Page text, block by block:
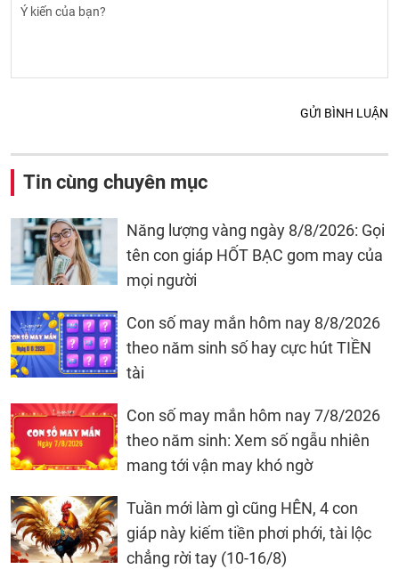
GỬI BÌNH LUẬN
Tin cùng chuyên mục
Năng lượng vàng ngày 8/8/2026: Gọi
tên con giáp HỐT BẠC gom may của
mọi người
Con số may mắn hôm nay 8/8/2026
theo năm sinh số hay cực hút TIỀN
tài
Con số may mắn hôm nay 7/8/2026
theo năm sinh: Xem số ngẫu nhiên
mang tới vận may khó ngờ
Tuần mới làm gì cũng HÊN, 4 con
giáp này kiếm tiền phơi phới, tài lộc
chẳng rời tay (10-16/8)